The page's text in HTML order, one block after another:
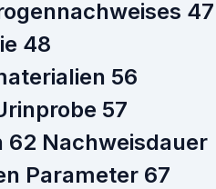
47
48
56
57
62 Nachweisdauer
Parameter 67